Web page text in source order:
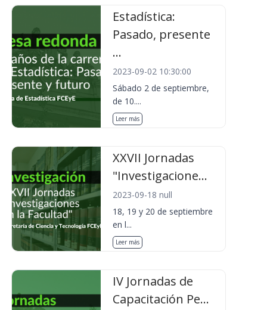
Estadística:
Pasado, presente
...
2023-09-02 10:30:00
Sábado 2 de septiembre,
de 10....
Leer más
XXVII Jornadas
"Investigacione...
2023-09-18 null
18, 19 y 20 de septiembre
en l...
Leer más
IV Jornadas de
Capacitación Pe...